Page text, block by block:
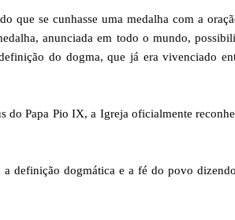
que se cunhasse uma medalha com a
anunciada em todo o mundo,
do dogma, que já era vivenciado
do Papa Pio IX, a Igreja oficialmente
definição dogmática e a fé do povo